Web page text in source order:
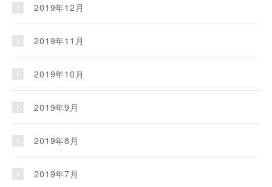
2019年12月
2019年11月
2019年10月
2019年9月
2019年8月
2019年7月